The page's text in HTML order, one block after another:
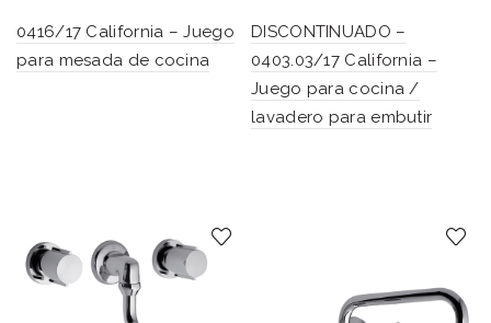
0416/17 California – Juego
para mesada de cocina
DISCONTINUADO –
0403.03/17 California –
Juego para cocina /
lavadero para embutir